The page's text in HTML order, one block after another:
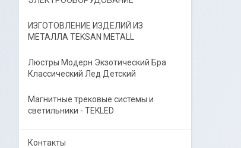
ИЗГОТОВЛЕНИЕ ИЗДЕЛИЙ ИЗ
МЕТАЛЛА TEKSAN METALL
Люстры Модерн Экзотический Бра
Классический Лед Детский
Магнитные трековые системы и
светильники - TEKLED
Контакты